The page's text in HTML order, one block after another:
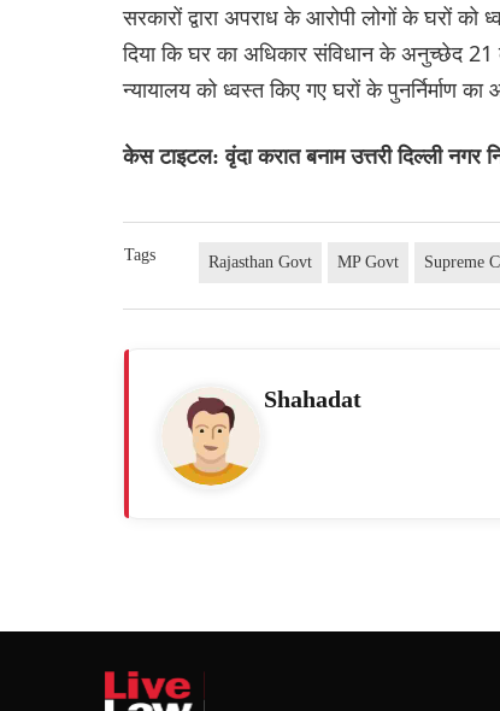
सरकारों द्वारा अपराध के आरोपी लोगों के घरों
दिया कि घर का अधिकार संविधान के अनुच्छेद
न्यायालय को ध्वस्त किए गए घरों के पुनर्निर्माण का
केस टाइटल: वृंदा करात बनाम उत्तरी दिल्ली
Tags Rajasthan Govt MP Govt Supreme
Shahadat